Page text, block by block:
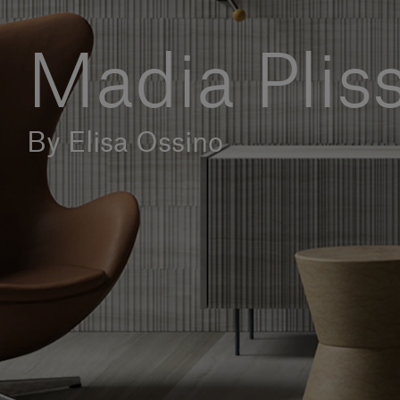
Madia
By Elisa Ossino